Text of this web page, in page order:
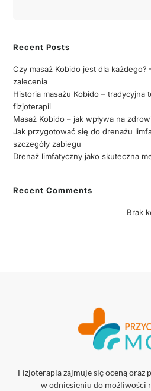
Recent Posts
Czy masaż Kobido jest dla każdego?
zalecenia
Historia masażu Kobido –
fizjoterapii
Masaż Kobido – jak wpływa na
Jak przygotować się do drenażu
szczegóły zabiegu
Drenaż limfatyczny jako skuteczna
Recent Comments
Brak
Fizjoterapia zajmuje się oceną oraz
w odniesieniu do możliwości